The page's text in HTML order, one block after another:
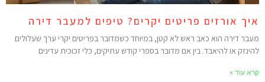
אורזים פריטים יקרים? טיפים למעבר דירה
דירה הוא כאב ראש לא קטן, במיוחד כשמדובר בפריטים יקרי ערך שעלולים
או להיאבד. בין אם מדובר בספרי קודש עתיקים, כלי זכוכית עדינים
עוד »